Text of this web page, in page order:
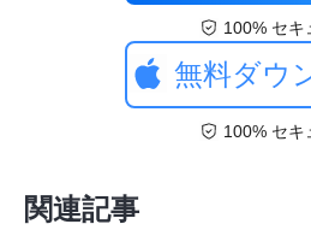
100% セキ
無料ダウ
100% セキ
関連記事